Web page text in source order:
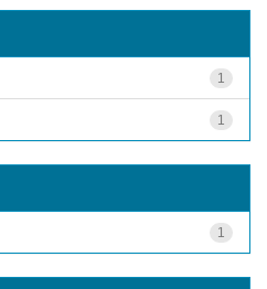
1
1
1